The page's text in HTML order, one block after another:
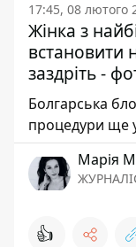
17:45, 08 лютого
Жінка з
встановити
заздріть -
Болгарська
процедури ще
Марія
👍